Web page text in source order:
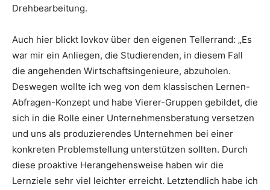
Drehbearbeitung.
Auch hier blickt Iovkov über den eigenen Tellerrand: „Es
war mir ein Anliegen, die Studierenden, in diesem Fall
die angehenden Wirtschaftsingenieure, abzuholen.
Deswegen wollte ich weg von dem klassischen Lernen-
Abfragen-Konzept und habe Vierer-Gruppen gebildet, die
sich in die Rolle einer Unternehmensberatung versetzen
und uns als produzierendes Unternehmen bei einer
konkreten Problemstellung unterstützen sollten. Durch
diese proaktive Herangehensweise haben wir die
Lernziele sehr viel leichter erreicht. Letztendlich habe ich